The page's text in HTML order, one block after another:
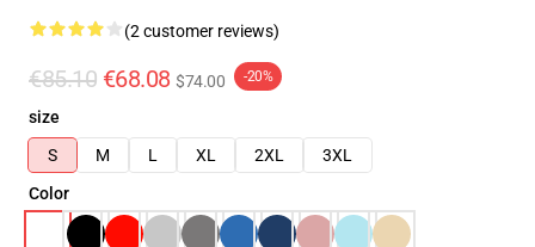
(2 customer reviews)
€85.10 €68.08 $74.00 -20%
size
S
M L XL 2XL
3XL
Color